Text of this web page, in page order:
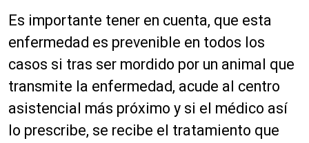
Es importante tener en cuenta, que esta
enfermedad es prevenible en todos los
casos si tras ser mordido por un animal que
transmite la enfermedad, acude al centro
asistencial más próximo y si el médico así
lo prescribe, se recibe el tratamiento que